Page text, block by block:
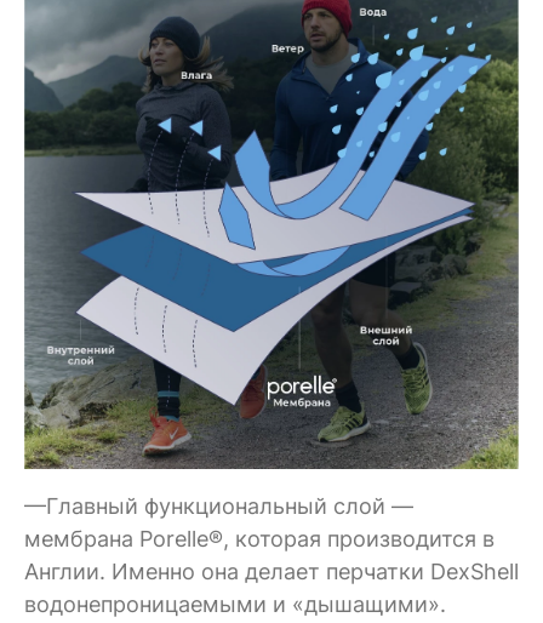
—Главный функциональный слой —
мембрана Porelle®, которая производится в
Англии. Именно она делает перчатки DexShell
водонепроницаемыми и «дышащими».